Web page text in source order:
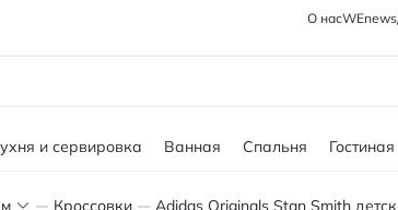
О насWEnews
и сервировка Ванная Спальня Гостиная
Кроссовки